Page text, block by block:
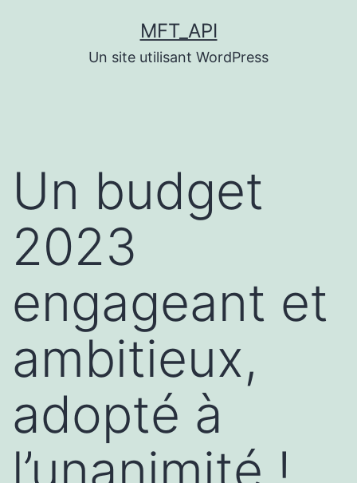
MFT_API
Un site utilisant WordPress
Un budget
2023
engageant et
ambitieux,
adopté à
l’unanimité !